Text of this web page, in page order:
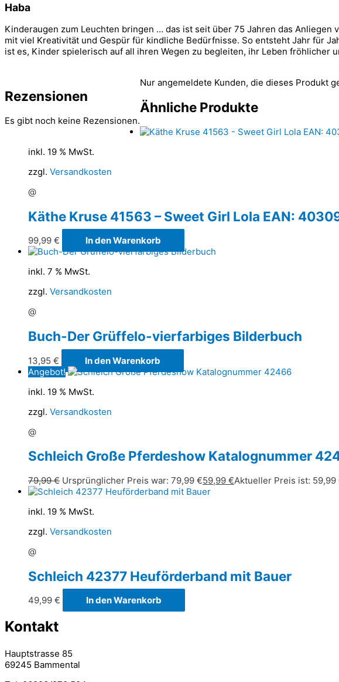
Haba
Kinderaugen zum Leuchten bringen … das ist seit über 75 Jahren das
mit viel Kreativität und Gespür für kindliche Bedürfnisse. So entsteht Jahr für
ist es, Kinder spielerisch auf all ihren Wegen zu begleiten, ihr Leben fröhlicher
Rezensionen
Es gibt noch keine Rezensionen.
Nur angemeldete Kunden, die dieses Produkt
Ähnliche Produkte
inkl. 19 % MwSt.
zzgl. Versandkosten
@
Käthe Kruse 41563 – Sweet Girl Lola EAN:
99,99 € In den Warenkorb
inkl. 7 % MwSt.
zzgl. Versandkosten
@
Buch-Der Grüffelo-vierfarbiges Bilderbuch
13,95 €
In den Warenkorb
Angebot!
inkl. 19 % MwSt.
zzgl. Versandkosten
@
Schleich Große Pferdeshow Katalognummer
79,99€ Ursprünglicher Preis war: 79,99 €59,99 €Aktueller Preis ist: 59,99
inkl. 19 % MwSt.
zzgl. Versandkosten
@
Schleich 42377 Heuförderband mit Bauer
49,99 € In den Warenkorb
Kontakt
Hauptstrasse 85
69245 Bammental